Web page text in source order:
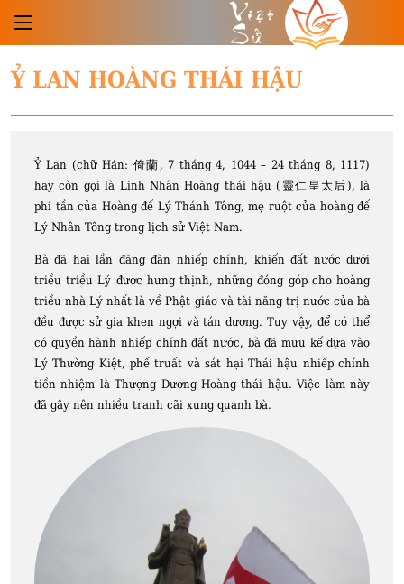
Việt
Sử
Ỷ LAN HOÀNG THÁI HẬU
Ỷ Lan (chữ Hán: 倚蘭, 7 tháng 4, 1044 – 24 tháng 8, 1117)
hay còn gọi là Linh Nhân Hoàng thái hậu (靈仁皇太后), là
phi tần của Hoàng đế Lý Thánh Tông, mẹ ruột của hoàng đế
Lý Nhân Tông trong lịch sử Việt Nam.
Bà đã hai lần đăng đàn nhiếp chính, khiến đất nước dưới
triều triều Lý được hưng thịnh, những đóng góp cho hoàng
triều nhà Lý nhất là về Phật giáo và tài năng trị nước của bà
đều được sử gia khen ngợi và tán dương. Tuy vậy, để có thể
có quyền hành nhiếp chính đất nước, bà đã mưu kế dựa vào
Lý Thường Kiệt, phế truất và sát hại Thái hậu nhiếp chính
tiền nhiệm là Thượng Dương Hoàng thái hậu. Việc làm này
đã gây nên nhiều tranh cãi xung quanh bà.